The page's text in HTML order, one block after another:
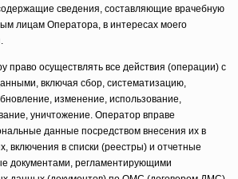
сведения, составляющие врачебную
лицам Оператора, в интересах моего
право осуществлять все действия (операции) с
включая сбор, систематизацию,
изменение, использование,
уничтожение. Оператор вправе
данные посредством внесения их в
включения в списки (реестры) и отчетные
документами, регламентирующими